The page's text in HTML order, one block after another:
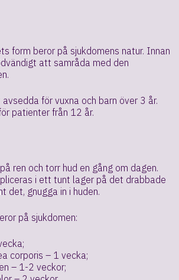
form beror på sjukdomens natur. Innan
att samråda med den
för vuxna och barn över 3 år.
patienter från 12 år.
ren och torr hud en gång om dagen.
i ett tunt lager på det drabbade
det, gnugga in i huden.
på sjukdomen:
corporis – 1 vecka;
– 1-2 veckor;